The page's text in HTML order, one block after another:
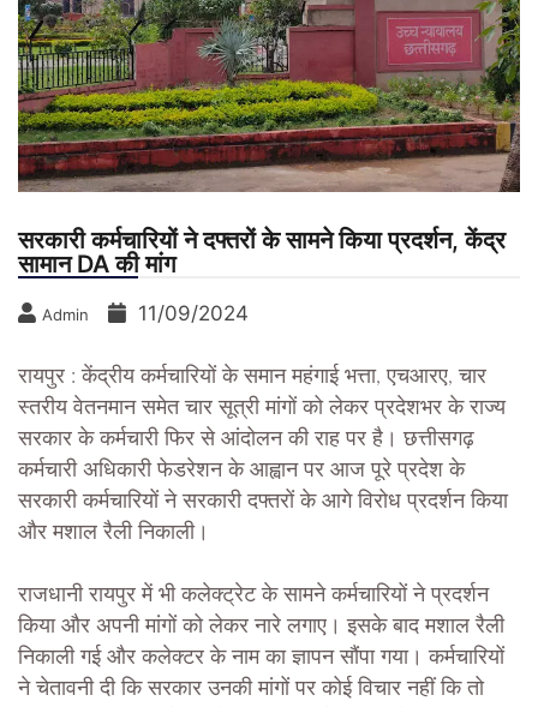
सरकारी कर्मचारियों ने दफ्तरों के सामने किया प्रदर्शन, केंद्र
सामान DA की मांग
Admin 11/09/2024
रायपुर : केंद्रीय कर्मचारियों के समान महंगाई भत्ता, एचआरए, चार
स्तरीय वेतनमान समेत चार सूत्री मांगों को लेकर प्रदेशभर के राज्य
सरकार के कर्मचारी फिर से आंदोलन की राह पर है। छत्तीसगढ़
कर्मचारी अधिकारी फेडरेशन के आह्वान पर आज पूरे प्रदेश के
सरकारी कर्मचारियों ने सरकारी दफ्तरों के आगे विरोध प्रदर्शन किया
और मशाल रैली निकाली।
राजधानी रायपुर में भी कलेक्ट्रेट के सामने कर्मचारियों ने प्रदर्शन
किया और अपनी मांगों को लेकर नारे लगाए। इसके बाद मशाल रैली
निकाली गई और कलेक्टर के नाम का ज्ञापन सौंपा गया। कर्मचारियों
ने चेतावनी दी कि सरकार उनकी मांगों पर कोई विचार नहीं कि तो